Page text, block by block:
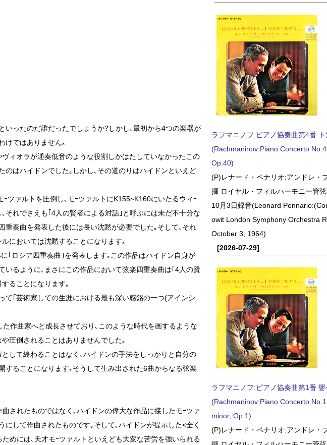
いったのだ誰だったでしょうか?しかし､最初から4つの楽器が
けではありません｡
ィオラが通奏低音のような役割しかはたしていなかったこの
のはハイドンでした｡しかし､その道のりはハイドンといえど
ツァルトを圧倒し､モｰツァルトにK155~K160にいたるウィｰ
それでさえも｢4人の賢者による対話｣と呼ぶには未だ不十分な
重奏曲を発表した後には長い沈黙が必要でした｡そして､それ
においては沈黙することになります｡
｢ロシア四重奏曲｣を発表します｡この作品はハイドン自身が
いるように､まさにこの作品において弦楽四重奏曲は｢4人の賢
ることになります｡
て｢芸術家しての生涯における最も深い感銘の一つ(アインシ
作曲家へと成長させており､このような時代を画するような
圧倒されることはありませんでした｡
して終わることはなく､ハイドンの手法をしっかりと自分の
することになります｡そうして生み出された6曲からなる弦楽
されたものではなく､ハイドンの偉大な作品に接したモｰツァ
して作曲されたものです｡そして､ハイドンが提示した<全く
めには､天才モｰツァルトといえども大変な苦労を強いられる
ラフマニノフ:ピアノ協奏曲第4番
(Rachmaninov:Piano Concerto
Op.40)
(P)レナード・ペナリオ:アンドレ・
揮 ロイヤル・フィルハーモニー管
10月3日録音(Leonard
owit London Symphony Orchestra
October 3, 1964)
[2026-07-29]
ラフマニノフ:ピアノ協奏曲第1番
(Rachmaninov:Piano Concerto
minor, Op.1)
(P)レナード・ペナリオ:アンドレ・